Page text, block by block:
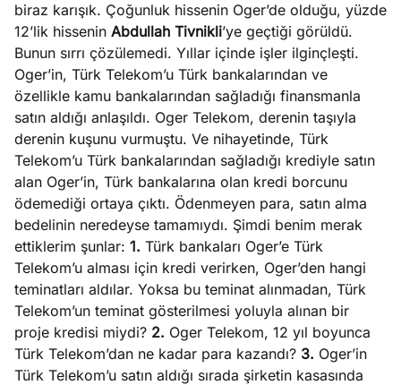
Ağustos
5, 2026
stok
caiz
Köşe
Yazıları
Spor
Yazıları
Yazıları
biraz karışık. Çoğunluk hissenin Oger’de olduğu, yüzde
12’lik hissenin Abdullah Tivnikli’ye geçtiği görüldü.
Bunun sırrı çözülemedi. Yıllar içinde işler ilginçleşti.
Oger’in, Türk Telekom’u Türk bankalarından ve
özellikle kamu bankalarından sağladığı finansmanla
satın aldığı anlaşıldı. Oger Telekom, derenin taşıyla
derenin kuşunu vurmuştu. Ve nihayetinde, Türk
Telekom’u Türk bankalarından sağladığı krediyle satın
alan Oger’in, Türk bankalarına olan kredi borcunu
ödemediği ortaya çıktı. Ödenmeyen para, satın alma
bedelinin neredeyse tamamıydı. Şimdi benim merak
ettiklerim şunlar: 1. Türk bankaları Oger’e Türk
Telekom’u alması için kredi verirken, Oger’den hangi
teminatları aldılar. Yoksa bu teminat alınmadan, Türk
Telekom’un teminat gösterilmesi yoluyla alınan bir
proje kredisi miydi? 2. Oger Telekom, 12 yıl boyunca
Türk Telekom’dan ne kadar para kazandı? 3. Oger’in
Türk Telekom’u satın aldığı sırada şirketin kasasında